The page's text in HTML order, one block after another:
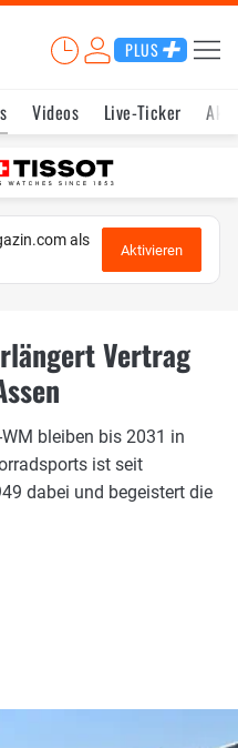
PLUS
Videos Live-Ticker
als
Aktivieren
Vertrag
bleiben bis 2031 in
ist seit
dabei und begeistert die